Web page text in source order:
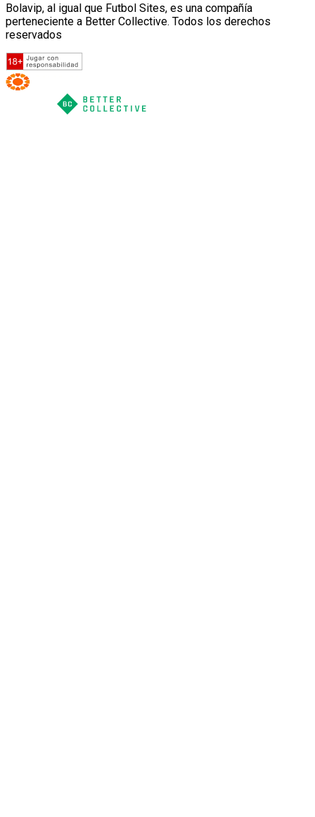
Bolavip, al igual que Futbol Sites, es una compañía
perteneciente a Better Collective. Todos los derechos
reservados